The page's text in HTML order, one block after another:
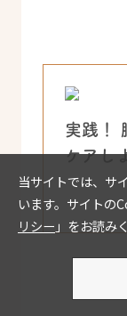
実践！
ケアし